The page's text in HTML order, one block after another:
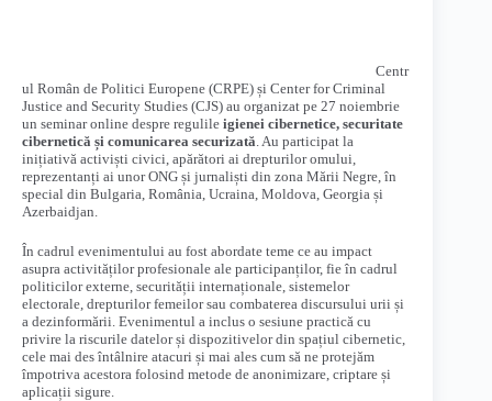
Centr
ul Român de Politici Europene (CRPE) și Center for Criminal
Justice and Security Studies (CJS) au organizat pe 27 noiembrie
un seminar online despre regulile igienei cibernetice, securitate
cibernetică și comunicarea securizată. Au participat la
inițiativă activiști civici, apărători ai drepturilor omului,
reprezentanți ai unor ONG și jurnaliști din zona Mării Negre, în
special din Bulgaria, România, Ucraina, Moldova, Georgia și
Azerbaidjan.
În cadrul evenimentului au fost abordate teme ce au impact
asupra activităților profesionale ale participanților, fie în cadrul
politicilor externe, securității internaționale, sistemelor
electorale, drepturilor femeilor sau combaterea discursului urii și
a dezinformării. Evenimentul a inclus o sesiune practică cu
privire la riscurile datelor și dispozitivelor din spațiul cibernetic,
cele mai des întâlnire atacuri și mai ales cum să ne protejăm
împotriva acestora folosind metode de anonimizare, criptare și
aplicații sigure.